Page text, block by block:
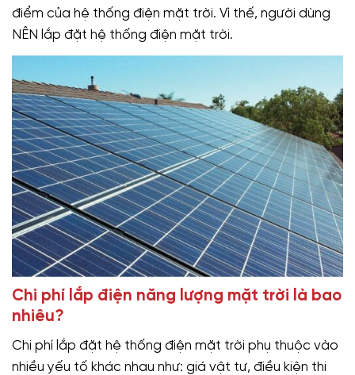
điểm của hệ thống điện mặt trời. Vì thế, người dùng
NÊN lắp đặt hệ thống điện mặt trời.
Chi phí lắp điện năng lượng mặt trời là bao
nhiêu?
Chi phí lắp đặt hệ thống điện mặt trời phụ thuộc vào
nhiều yếu tố khác nhau như: giá vật tư, điều kiện thi